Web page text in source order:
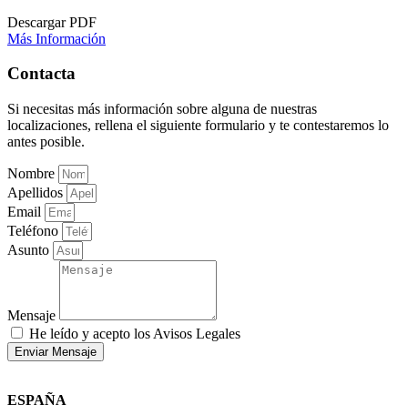
Descargar PDF
Más Información
Contacta
Si necesitas más información sobre alguna de nuestras
localizaciones, rellena el siguiente formulario y te contestaremos lo
antes posible.
Nombre
Apellidos
Email
Teléfono
Asunto
Mensaje
He leído y acepto los Avisos Legales
Enviar Mensaje
ESPAÑA